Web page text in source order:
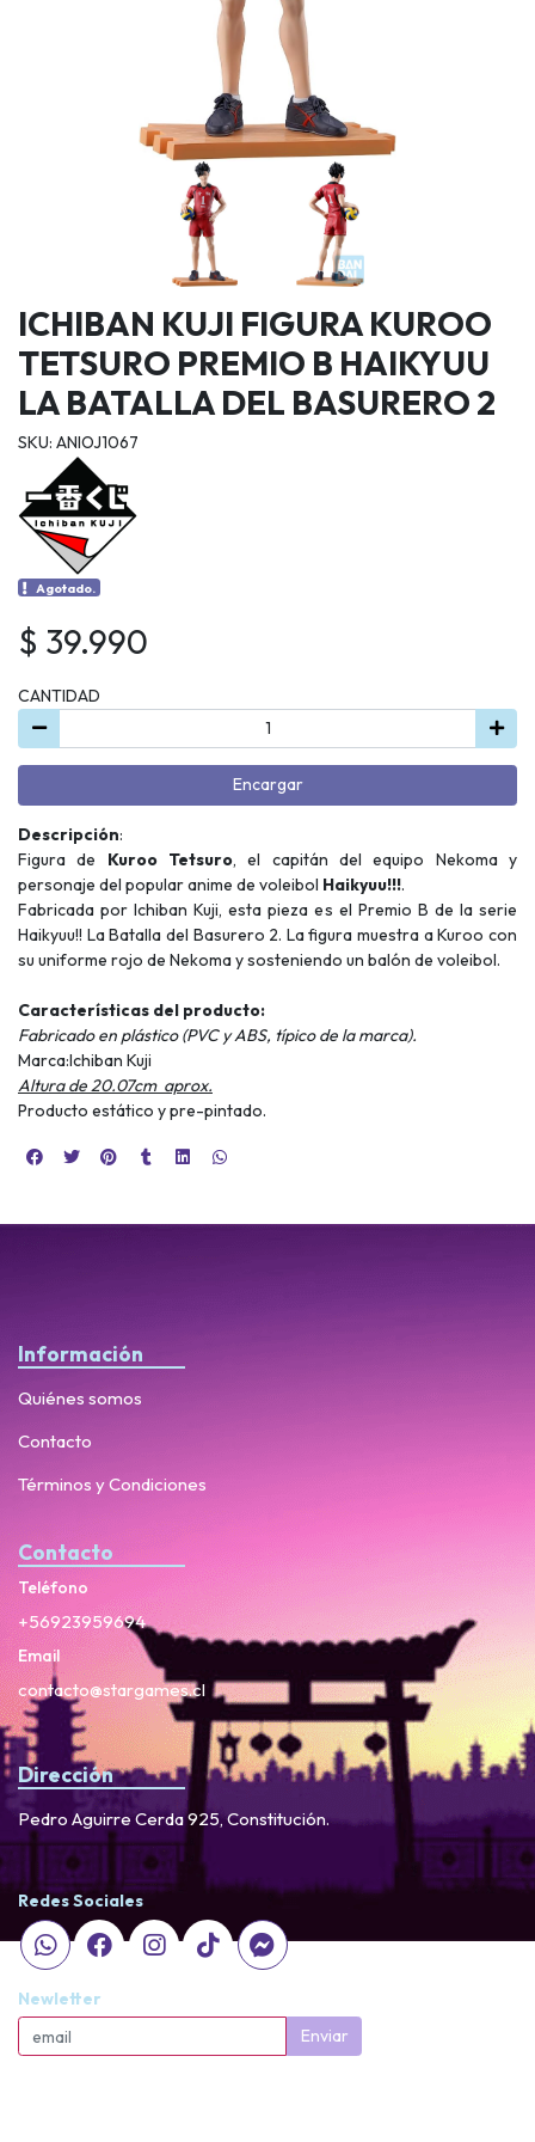
ICHIBAN KUJI FIGURA KUROO
TETSURO PREMIO B HAIKYUU
LA BATALLA DEL BASURERO 2
SKU: ANIOJ1067
Agotado.
$ 39.990
CANTIDAD
Encargar
Descripción:
Figura de Kuroo Tetsuro, el capitán del equipo Nekoma y
personaje del popular anime de voleibol Haikyuu!!!.
Fabricada por Ichiban Kuji, esta pieza es el Premio B de la serie
Haikyuu!! La Batalla del Basurero 2. La figura muestra a Kuroo con
su uniforme rojo de Nekoma y sosteniendo un balón de voleibol.
Características del producto:
Fabricado en plástico (PVC y ABS, típico de la marca).
Marca:Ichiban Kuji
Altura de 20.07cm aprox.
Producto estático y pre-pintado.
Información
Quiénes somos
Contacto
Términos y Condiciones
Contacto
Teléfono
+56923959694
Email
contacto@stargames.cl
Dirección
Pedro Aguirre Cerda 925, Constitución.
Redes Sociales
Newletter
Enviar